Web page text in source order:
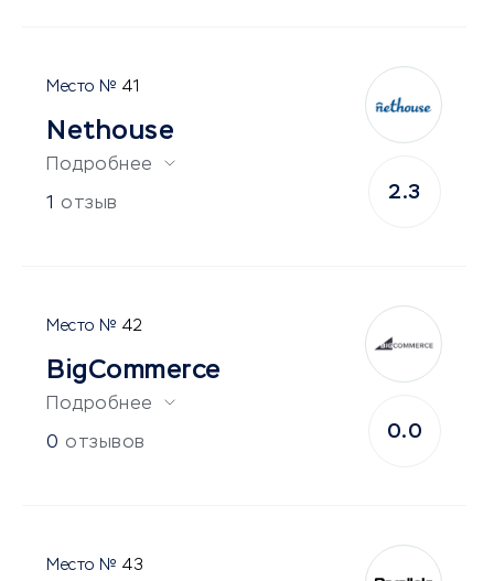
41
Nethouse
Подробнее
1 отзыв
2.3
42
BigCommerce
Подробнее
0 отзывов
0.0
43